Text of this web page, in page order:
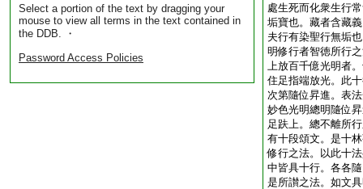
Select a portion of the text by dragging your
mouse to view all terms in the text contained in
the DDB. ・
Password Access Policies
處生死而化衆生行
垢寶也。藏者含藏
夫行有染聖行無垢
明修行者智徳所行
上放百千億光明者
住足指端放光。此
次第隨位昇進。表
妙色光明總明隨位
足趺上。總不離所
有十段頌文。是十
修行之法。以此十
中皆具十行。各各
是所讃之法。如文